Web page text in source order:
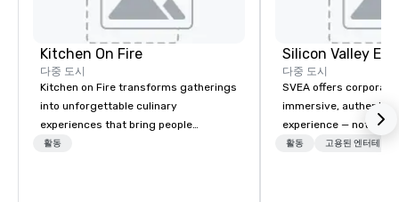
Kitchen On Fire
다중 도시
Kitchen on Fire transforms gatherings
into unforgettable culinary
experiences that bring people
together. Since 2005, we've
활동
다중 도시
SVEA offers
immersive, authentic
experience — not a
transformation. We
활동 고용된 엔터테인